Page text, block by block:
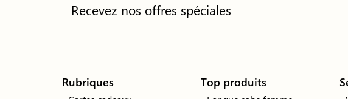
Recevez nos offres spéciales
Rubriques Top produits